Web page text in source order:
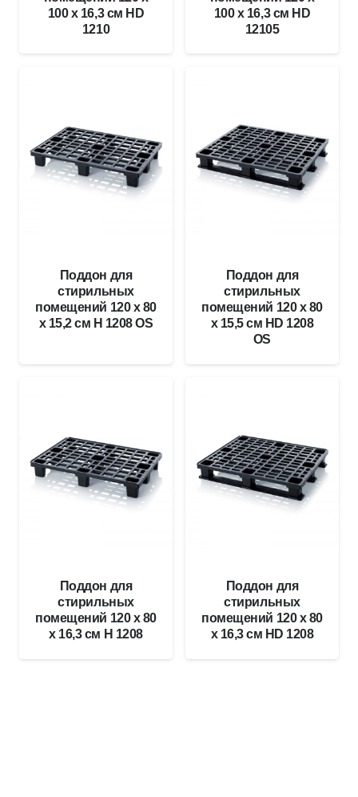
100 x 16,3 см HD
1210
100 x 16,3 см HD
12105
Поддон для
стирильных
помещений 120 x 80
x 15,2 см H 1208 OS
Поддон для
стирильных
помещений 120 x 80
x 15,5 см HD 1208
OS
Поддон для
стирильных
помещений 120 x 80
x 16,3 см H 1208
Поддон для
стирильных
помещений 120 x 80
x 16,3 см HD 1208